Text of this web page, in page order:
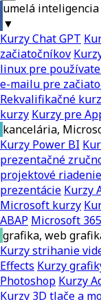
umelá
▼
Kurzy Chat GPT
začiatočníkov
linux pre
e-mailu pre
Rekvalifikačné
kurzy Kurzy pre
kancelária,
Kurzy Power BI
prezentačné
projektové riadenie
prezentácie Kurzy
Microsoft kurzy
ABAP Microsoft
grafika, web
Kurzy strihanie
Effects Kurzy
Photoshop Kurzy
Kurzy 3D tlače a